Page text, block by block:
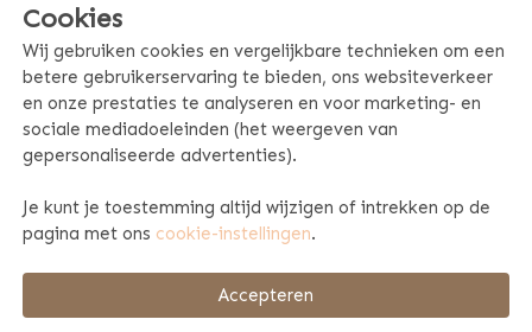
PRODUCT SPECIFICATIES
Cookies
Wij gebruiken cookies en vergelijkbare technieken om een
betere gebruikerservaring te bieden, ons websiteverkeer
en onze prestaties te analyseren en voor marketing- en
sociale mediadoeleinden (het weergeven van
gepersonaliseerde advertenties).
Je kunt je toestemming altijd wijzigen of intrekken op de
pagina met ons cookie-instellingen.
Accepteren